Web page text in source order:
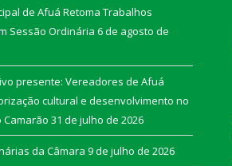
de Afuá Retoma Trabalhos
Sessão Ordinária 6 de agosto de
presente: Vereadores de Afuá
cultural e desenvolvimento no
Camarão 31 de julho de 2026
da Câmara 9 de julho de 2026